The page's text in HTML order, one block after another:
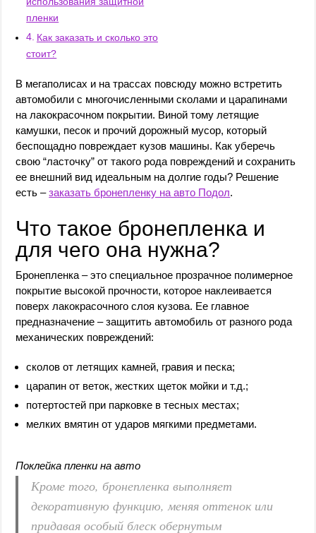
пленки
Как заказать и сколько это
стоит?
В мегаполисах и на трассах повсюду можно встретить
автомобили с многочисленными сколами и царапинами
на лакокрасочном покрытии. Виной тому летящие
камушки, песок и прочий дорожный мусор, который
беспощадно повреждает кузов машины. Как уберечь
свою “ласточку” от такого рода повреждений и сохранить
ее внешний вид идеальным на долгие годы? Решение
есть –заказать бронепленку на авто Подол.
Что такое бронепленка и
для чего она нужна?
Бронепленка – это специальное прозрачное полимерное
покрытие высокой прочности, которое наклеивается
поверх лакокрасочного слоя кузова. Ее главное
предназначение – защитить автомобиль от разного рода
механических повреждений:
сколов от летящих камней, гравия и песка;
царапин от веток, жестких щеток мойки и т.д.;
потертостей при парковке в тесных местах;
мелких вмятин от ударов мягкими предметами.
Поклейка пленки на авто
Кроме того, бронепленка выполняет
декоративную функцию, меняя оттенок или
придавая особый блеск обернутым